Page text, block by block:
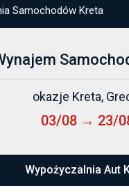
Samochodów Kreta
okazje Kreta,
03/08 → 23/
Wypożyczalnia Aut